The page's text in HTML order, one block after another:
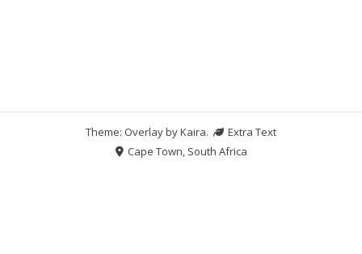
Theme: Overlay byKaira.
Extra Text
Cape Town, South Africa